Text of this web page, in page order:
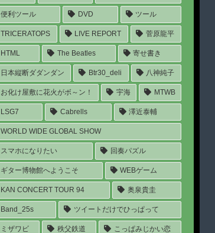
便利ツール DVD ツール
TRICERATOPS LIVE REPORT 菅原龍平
HTML The Beatles 寄せ書き
日本縦断ダダンダン Btr30_deli 八神純子
お化け屋敷に花火がボ～ン！ 宇海 MTWB
LSG7 Cabrells 澤近泰輔
WORLD WIDE GLOBAL SHOW
スマホになりたい 回奏パズル
ギター博物館へようこそ WEBゲーム
KAN CONCERT TOUR 94 奥泉貴圭
Band_25s ツイートだけでひっぱって
ミザワビ 秩父鉄道 こっぱみじかい恋